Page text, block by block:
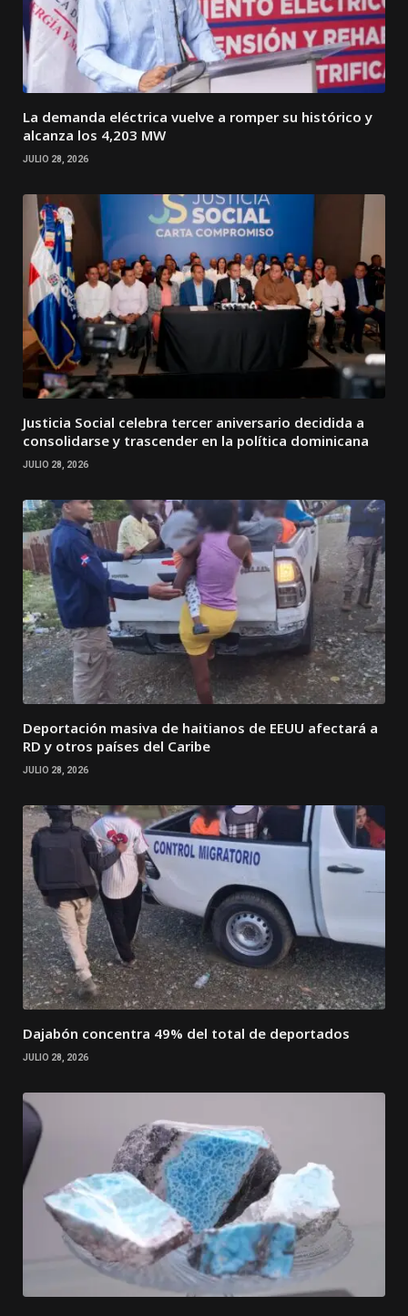
La demanda eléctrica vuelve a romper su histórico y
alcanza los 4,203 MW
JULIO 28, 2026
Justicia Social celebra tercer aniversario decidida a
consolidarse y trascender en la política dominicana
JULIO 28, 2026
Deportación masiva de haitianos de EEUU afectará a
RD y otros países del Caribe
JULIO 28, 2026
Dajabón concentra 49% del total de deportados
JULIO 28, 2026